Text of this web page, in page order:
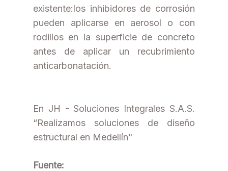
existente:los inhibidores de corrosión
pueden aplicarse en aerosol o con
rodillos en la superficie de concreto
antes de aplicar un recubrimiento
anticarbonatación.
En JH - Soluciones Integrales S.A.S.
“Realizamos soluciones de diseño
estructural en Medellín"
Fuente: